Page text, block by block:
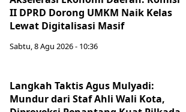
II DPRD Dorong UMKM Naik Kelas
Lewat Digitalisasi Masif
Sabtu, 8 Agu 2026 - 10:36
Langkah Taktis Agus Mulyadi:
Mundur dari Staf Ahli Wali Kota,